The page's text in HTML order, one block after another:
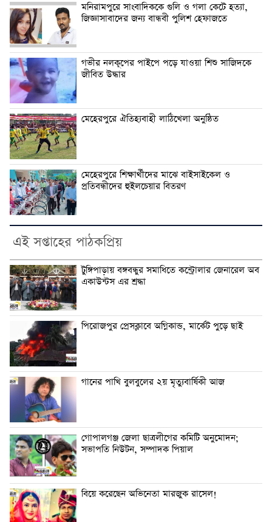
মনিরামপুরে সাংবাদিককে গুলি ও গলা কেটে হত্যা,
জিজ্ঞাসাবাদের জন্য বান্ধবী পুলিশ হেফাজতে
গভীর নলকূপের পাইপে পড়ে যাওয়া শিশু সাজিদকে
জীবিত উদ্ধার
মেহেরপুরে ঐতিহ্যবাহী লাঠিখেলা অনুষ্ঠিত
মেহেরপুরে শিক্ষার্থীদের মাঝে বাইসাইকেল ও
প্রতিবন্ধীদের হুইলচেয়ার বিতরণ
এই সপ্তাহের পাঠকপ্রিয়
টুঙ্গিপাড়ায় বঙ্গবন্ধুর সমাধিতে কন্ট্রোলার জেনারেল অব
একাউন্টস এর শ্রদ্ধা
পিরোজপুর প্রেসক্লাবে অগ্নিকান্ড, মার্কেট পুড়ে ছাই
গানের পাখি বুলবুলের ২য় মৃত্যুবার্ষিকী আজ
গোপালগঞ্জ জেলা ছাত্রলীগের কমিটি অনুমোদন;
সভাপতি নিউটন, সম্পাদক পিয়াল
বিয়ে করেছেন অভিনেতা মারজুক রাসেল!